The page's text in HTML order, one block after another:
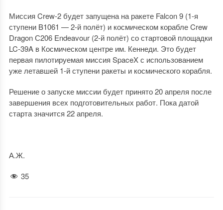
Миссия Crew-2 будет запущена на ракете Falcon 9 (1-я
ступени B1061 — 2-й полёт) и космическом корабле Crew
Dragon С206 Endeavour (2-й полёт) со стартовой площадки
LC-39A в Космическом центре им. Кеннеди. Это будет
первая пилотируемая миссия SpaceX с использованием
уже летавшей 1-й ступени ракеты и космического корабля.
Решение о запуске миссии будет принято 20 апреля после
завершения всех подготовительных работ. Пока датой
старта значится 22 апреля.
А.Ж.
35